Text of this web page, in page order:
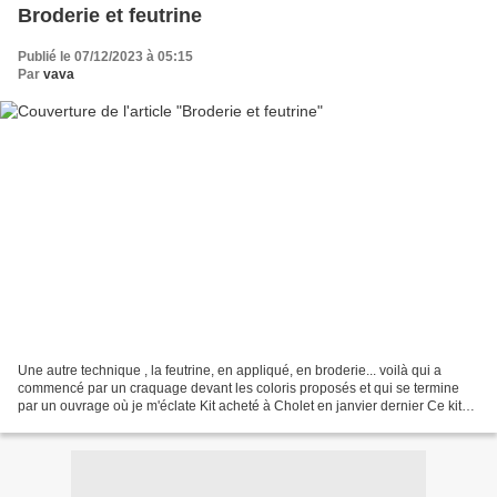
Broderie et feutrine
Publié le 07/12/2023 à 05:15
Par vava
Une autre technique , la feutrine, en appliqué, en broderie... voilà qui a
commencé par un craquage devant les coloris proposés et qui se termine
par un ouvrage où je m'éclate Kit acheté à Cholet en janvier dernier Ce kit